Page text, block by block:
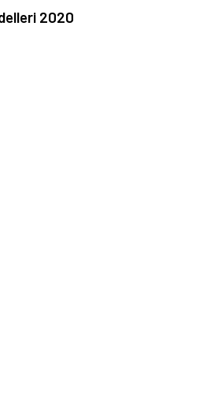
2020